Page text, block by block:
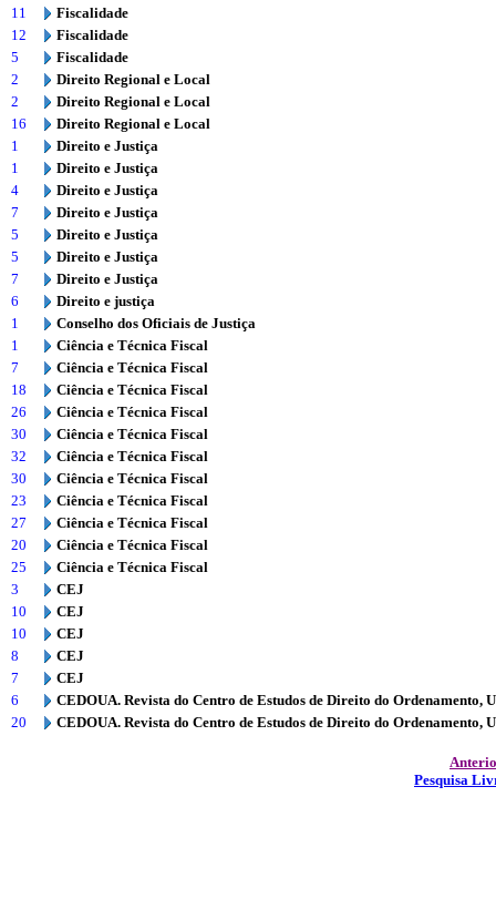
11
Fiscalidade
12
Fiscalidade
5
Fiscalidade
2
Direito Regional e Local
2
Direito Regional e Local
16
Direito Regional e Local
1
Direito e Justiça
1
Direito e Justiça
4
Direito e Justiça
7
Direito e Justiça
5
Direito e Justiça
5
Direito e Justiça
7
Direito e Justiça
6
Direito e justiça
1
Conselho dos Oficiais de Justiça
1
Ciência e Técnica Fiscal
7
Ciência e Técnica Fiscal
18
Ciência e Técnica Fiscal
26
Ciência e Técnica Fiscal
30
Ciência e Técnica Fiscal
32
Ciência e Técnica Fiscal
30
Ciência e Técnica Fiscal
23
Ciência e Técnica Fiscal
27
Ciência e Técnica Fiscal
20
Ciência e Técnica Fiscal
25
Ciência e Técnica Fiscal
3
CEJ
10
CEJ
10
CEJ
8
CEJ
7
CEJ
6
CEDOUA. Revista do Centro de Estudos de Direito do Ordenamento,
20
CEDOUA. Revista do Centro de Estudos de Direito do Ordenamento,
Pesquisa